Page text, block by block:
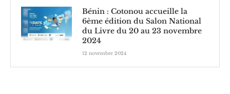
Bénin : Cotonou accueille la
6ème édition du Salon National
du Livre du 20 au 23 novembre
2024
12 novembre 2024